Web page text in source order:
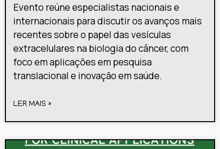
Evento reúne especialistas nacionais e
internacionais para discutir os avanços mais
recentes sobre o papel das vesículas
extracelulares na biologia do câncer, com
foco em aplicações em pesquisa
translacional e inovação em saúde.
LER MAIS »